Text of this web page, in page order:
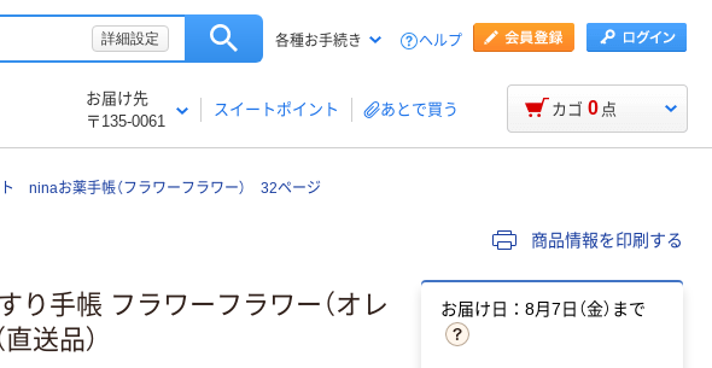
詳細設定 各種お手続き ヘルプ
お届け先
〒135-0061
スイートポイント あとで買う カゴ 0 点
ninaお薬手帳（フラワーフラワー） 32ページ
商品情報を印刷する
り手帳 フラワーフラワー（オレ
送品）
お届け日：8月7日（金）まで